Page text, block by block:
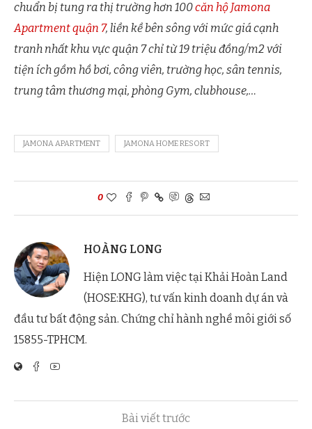
chuẩn bị tung ra thị trường hơn 100căn hộ Jamona
Apartment quận 7, liền kề bên sông với mức giá cạnh
tranh nhất khu vực quận 7 chỉ từ 19 triệu đồng/m2 với
tiện ích gồm hồ bơi, công viên, trường học, sân tennis,
trung tâm thương mại, phòng Gym, clubhouse,…
JAMONA APARTMENT JAMONA HOME RESORT
0
HOÀNG LONG
Hiện LONG làm việc tại Khải Hoàn Land
(HOSE:KHG), tư vấn kinh doanh dự án và
đầu tư bất động sản. Chứng chỉ hành nghề môi giới số
15855-TPHCM.
Bài viết trước